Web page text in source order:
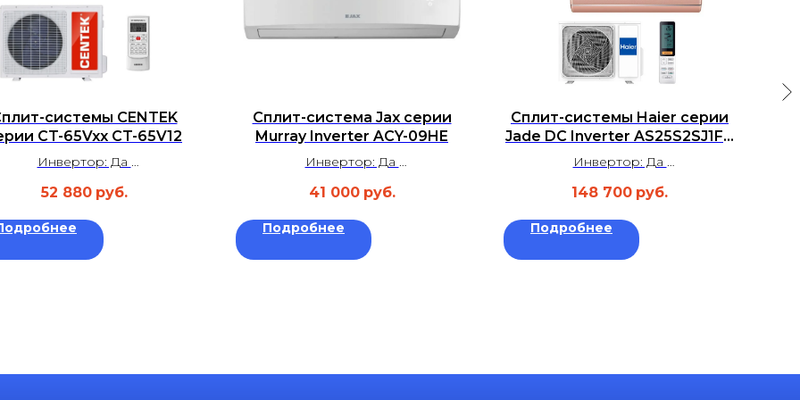
системы CENTEK
CT-65Vxx CT-65V12
Инвертор: Да
Уровень шума: 22 дБ
Гарантия: 3 года
52 880 руб.
Сплит-система Jax серии
Murray Inverter ACY-09HE
Инвертор: Да
Уровень шума: 29 дБ
Гарантия: 3 года
41 000 руб.
Подробнее
Сплит-системы Haier серии
Jade DC Inverter AS25S2SJ1FA
— W/G/S / 1U25MECFRA
Инвертор: Да
Уровень шума: 25 дБ
Гарантия: 3 года
148 700 руб.
Подробнее